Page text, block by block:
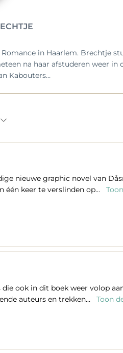
in Haarlem. Brechtje
na haar afstuderen weer in
Kabouters…
nieuwe graphic novel van
één keer te verslinden op...
ook in dit boek weer volop
auteurs en trekken...
Toon